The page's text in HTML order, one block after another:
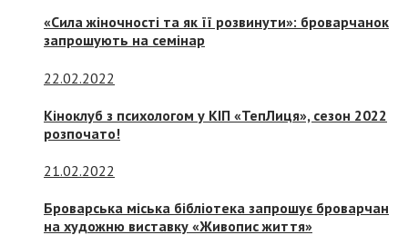
«Сила жіночності та як її розвинути»: броварчанок
запрошують на семінар
22.02.2022
Кіноклуб з психологом у КІП «ТепЛиця», сезон 2022
розпочато!
21.02.2022
Броварська міська бібліотека запрошує броварчан
на художню виставку «Живопис життя»